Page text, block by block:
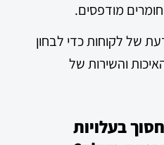
מודפסים.
של לקוחות כדי לבחון
והשירות של
בעלויות